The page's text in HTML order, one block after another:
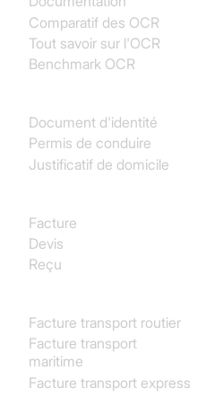
Comparatif des OCR
Tout savoir sur l'OCR
Benchmark OCR
Document d'identité
Permis de conduire
Justificatif de domicile
Facture
Devis
Reçu
Facture transport routier
Facture transport
maritime
Facture transport express